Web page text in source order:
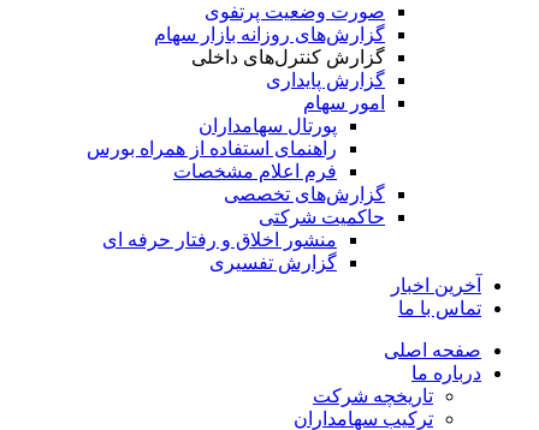
صورت وضعیت پرتفوی
گزارش‌های روزانه بازار سهام
گزارش کنترل‌های داخلی
گزارش پایداری
امور سهام
پورتال سهامداران
راهنمای استفاده از همراه بورس
فرم اعلام مشخصات
گزارش‌های تخصصی
حاکمیت شرکتی
منشور اخلاق و رفتار حرفه­ ای
گزارش تفسیری
آخرین اخبار
تماس با ما
صفحه اصلی
درباره ما
تاریخچه شرکت
ترکیب سهامداران